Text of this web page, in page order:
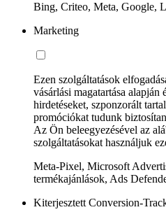
Bing, Criteo, Meta, Google,
Marketing
Ezen szolgáltatások
vásárlási magatartása
hirdetéseket, szponzorált
promóciókat tudunk
Az Ön beleegyezésével az
szolgáltatásokat használjuk
Meta-Pixel, Microsoft
termékajánlások, Ads
Kiterjesztett Conversion-